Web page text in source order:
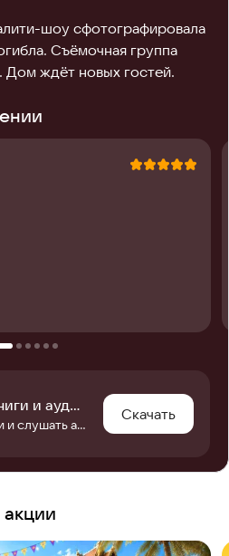
шоу сфотографировала
Съёмочная группа
Дом ждёт новых гостей.
Литрес: Книги и аудиокниги
Читать книги и слушать аудиокниги онлайн и без интернета. Электронная библиотека
Скачать